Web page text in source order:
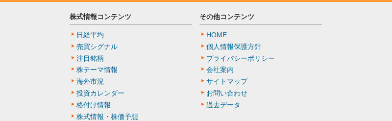
株式情報コンテンツ
日経平均
売買シグナル
注目銘柄
株テーマ情報
海外市況
投資カレンダー
格付け情報
株式情報・株価予想
その他コンテンツ
HOME
個人情報保護方針
プライバシーポリシー
会社案内
サイトマップ
お問い合わせ
過去データ